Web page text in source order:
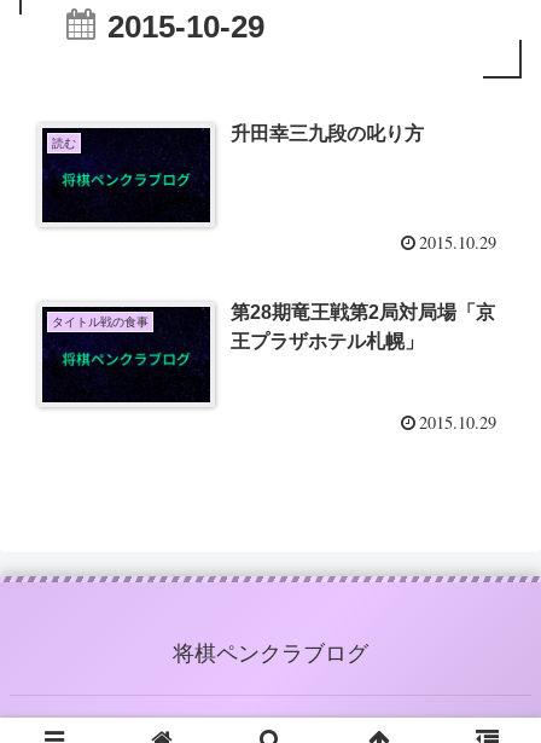
2015-10-29
読む 升田幸三九段の叱り方
2015.10.29
タイトル戦の食事
第28期竜王戦第2局対局場「京
王プラザホテル札幌」
2015.10.29
将棋ペンクラブログ